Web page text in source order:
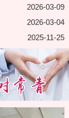
2026-03-09
2026-03-04
2025-11-25